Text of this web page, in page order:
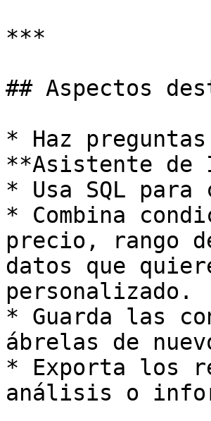
***
## Aspectos
* Haz
**Asistente
* Usa SQL
* Combina
precio, rango
datos que
personalizado.
* Guarda las
ábrelas de
* Exporta los
análisis o